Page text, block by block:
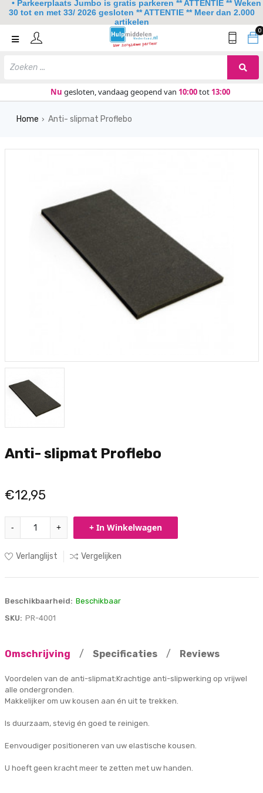
0
Nu gesloten, vandaag geopend van 10:00tot 13:00
Home
Over ons
Contact
Home › Anti- slipmat Proflebo
Anti- slipmat Proflebo
€12,95
- + + In Winkelwagen
Verlanglijst Vergelijken
Beschikbaarheid: Beschikbaar
SKU: PR-4001
Omschrijving / Specificaties / Reviews
Voordelen van de anti-slipmat:Krachtige anti-slipwerking op vrijwel
alle ondergronden.
Makkelijker om uw kousen aan én uit te trekken.
Is duurzaam, stevig én goed te reinigen.
Eenvoudiger positioneren van uw elastische kousen.
U hoeft geen kracht meer te zetten met uw handen.
• Parkeerplaats Jumbo is gratis parkeren ** ATTENTIE ** Weken
30 tot en met 33/ 2026 gesloten ** ATTENTIE ** Meer dan 2.000
artikelen